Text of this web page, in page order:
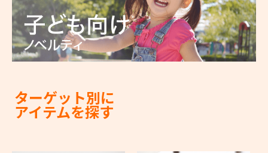
ターゲット別に
アイテムを探す